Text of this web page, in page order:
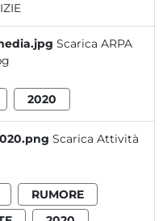
Scarica ARPA
2020
Scarica Attività
RUMORE